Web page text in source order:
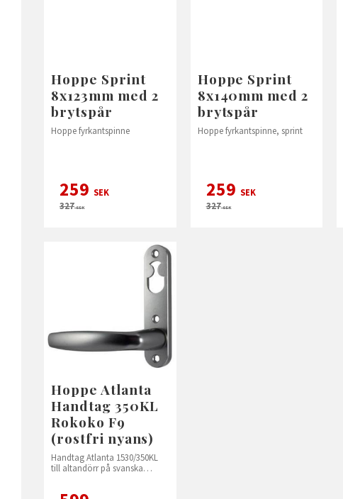
Hoppe Sprint
8x123mm med 2
brytspår
Hoppe fyrkantspinne
259 SEK
327SEK
Hoppe Sprint
8x140mm med 2
brytspår
Hoppe fyrkantspinne, sprint
259 SEK
327SEK
Hoppe Atlanta
Handtag 350KL
Rokoko F9
(rostfri nyans)
Handtag Atlanta 1530/350KL
till altandörr på svanska